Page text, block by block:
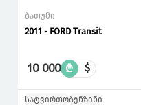
ბათუმი
2011 - FORD Transit
10 000 ₾ $
სატვირთობენზინი